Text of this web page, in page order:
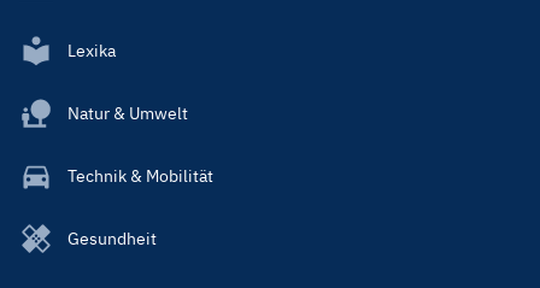
Lexika
Natur & Umwelt
Technik & Mobilität
Gesundheit